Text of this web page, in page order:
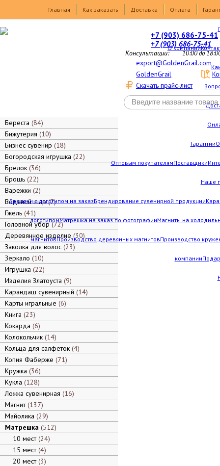
Главная
Как заказать Доставка Оплата
О компании
Гарантии
Оптовым покупателямПоставщики
Наше
Брелоки с логотипом на заказБрендирование сувенирной продукции
логотипомМатрешка на заказ по фотографииМагниты на
магнитовПроизводство деревянных магнитовПроизводство
компании
+7 (903) 686-75-41
+7 (903) 686-75-41
Консультации: 10:00 до
export@GoldenGrail.com
GoldenGrail
Скачать прайс-лист
Береста 84
Бижутерия 10
Бизнес сувенир 18
Богородская игрушка 22
Брелок 36
Брошь 22
Варежки 2
Водяной шар 7
Гжель 41
Головной убор 72
Деревянное изделие 30
Заколка для волос 23
Зеркало 10
Игрушка 22
Изделия Златоуста 9
Карандаш сувенирный 14
Карты игральные 6
Книга 23
Кокарда 6
Колокольчик 14
Кольца для салфеток 4
Копия Фаберже 71
Кружка 36
Кукла 128
Ложка сувенирная 16
Магнит 137
Майолика 29
Матрешка 512
10 мест 24
15 мест 4
20 мест 3